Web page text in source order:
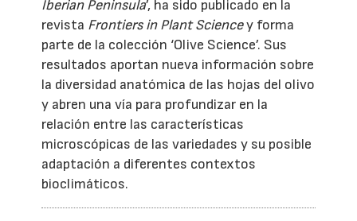
Iberian Peninsula’, ha sido publicado en la
revista Frontiers in Plant Sciencey forma
parte de la colección ‘Olive Science’. Sus
resultados aportan nueva información sobre
la diversidad anatómica de las hojas del olivo
y abren una vía para profundizar en la
relación entre las características
microscópicas de las variedades y su posible
adaptación a diferentes contextos
bioclimáticos.